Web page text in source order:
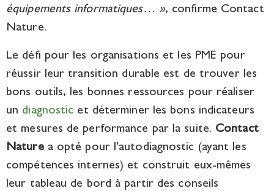
équipements informatiques… », confirme Contact
Nature.
Le défi pour les organisations et les PME pour
réussir leur transition durable est de trouver les
bons outils, les bonnes ressources pour réaliser
un diagnostic et déterminer les bons indicateurs
et mesures de performance par la suite. Contact
Naturea opté pour l'autodiagnostic (ayant les
compétences internes) et construit eux-mêmes
leur tableau de bord à partir des conseils